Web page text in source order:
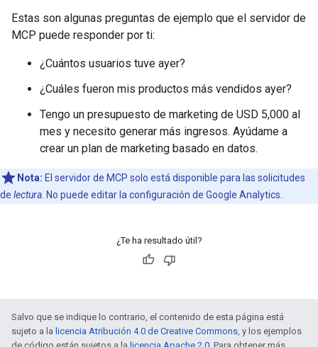
Estas son algunas preguntas de ejemplo que el servidor de
MCP puede responder por ti:
¿Cuántos usuarios tuve ayer?
¿Cuáles fueron mis productos más vendidos ayer?
Tengo un presupuesto de marketing de USD 5,000 al
mes y necesito generar más ingresos. Ayúdame a
crear un plan de marketing basado en datos.
Nota: El servidor de MCP solo está disponible para las solicitudes
de lectura . No puede editar la configuración de Google Analytics.
¿Te ha resultado útil?
Salvo que se indique lo contrario, el contenido de esta página está
sujeto a la licencia Atribución 4.0 de Creative Commons, y los ejemplos